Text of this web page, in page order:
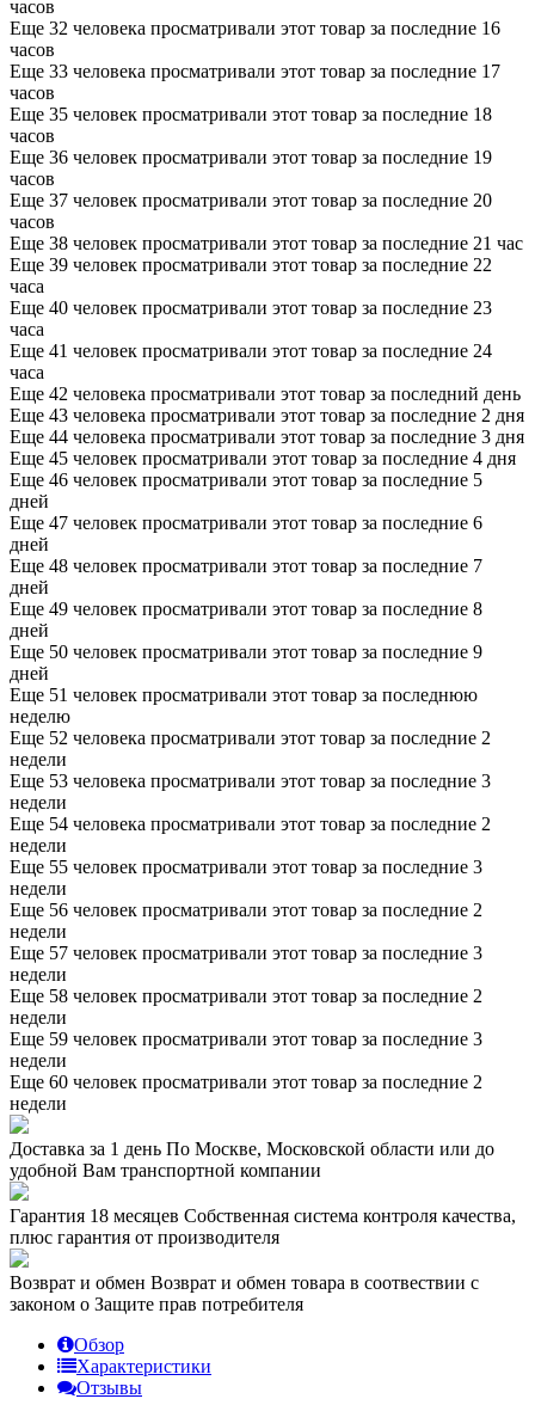
часов
Еще 32 человека просматривали этот товар за последние 16
часов
Еще 33 человека просматривали этот товар за последние 17
часов
Еще 35 человек просматривали этот товар за последние 18
часов
Еще 36 человек просматривали этот товар за последние 19
часов
Еще 37 человек просматривали этот товар за последние 20
часов
Еще 38 человек просматривали этот товар за последние 21 час
Еще 39 человек просматривали этот товар за последние 22
часа
Еще 40 человек просматривали этот товар за последние 23
часа
Еще 41 человек просматривали этот товар за последние 24
часа
Еще 42 человека просматривали этот товар за последний день
Еще 43 человека просматривали этот товар за последние 2 дня
Еще 44 человека просматривали этот товар за последние 3 дня
Еще 45 человек просматривали этот товар за последние 4 дня
Еще 46 человек просматривали этот товар за последние 5
дней
Еще 47 человек просматривали этот товар за последние 6
дней
Еще 48 человек просматривали этот товар за последние 7
дней
Еще 49 человек просматривали этот товар за последние 8
дней
Еще 50 человек просматривали этот товар за последние 9
дней
Еще 51 человек просматривали этот товар за последнюю
неделю
Еще 52 человека просматривали этот товар за последние 2
недели
Еще 53 человека просматривали этот товар за последние 3
недели
Еще 54 человека просматривали этот товар за последние 2
недели
Еще 55 человек просматривали этот товар за последние 3
недели
Еще 56 человек просматривали этот товар за последние 2
недели
Еще 57 человек просматривали этот товар за последние 3
недели
Еще 58 человек просматривали этот товар за последние 2
недели
Еще 59 человек просматривали этот товар за последние 3
недели
Еще 60 человек просматривали этот товар за последние 2
недели
Доставка за 1 день По Москве, Московской области или до
удобной Вам транспортной компании
Гарантия 18 месяцев Собственная система контроля качества,
плюс гарантия от производителя
Возврат и обмен Возврат и обмен товара в соотвествии с
законом о Защите прав потребителя
Обзор
Характеристики
Отзывы